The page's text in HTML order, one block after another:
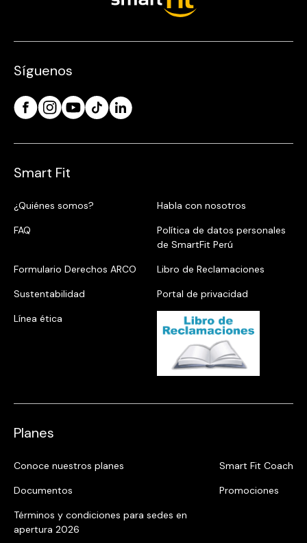
Síguenos
Smart Fit
¿Quiénes somos?
Habla con nosotros
FAQ
Política de datos personales
de SmartFit Perú
Formulario Derechos ARCO
Libro de Reclamaciones
Sustentabilidad
Portal de privacidad
Línea ética
Planes
Conoce nuestros planes
Smart Fit Coach
Documentos
Promociones
Términos y condiciones para sedes en
apertura 2026